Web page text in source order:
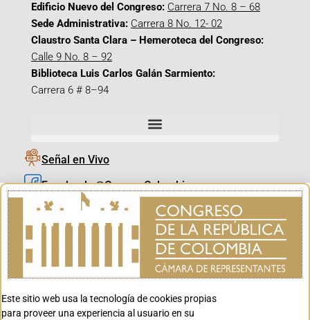
Edificio Nuevo del Congreso: Carrera 7 No. 8 – 68
Sede Administrativa: Carrera 8 No. 12- 02
Claustro Santa Clara – Hemeroteca del Congreso:
Calle 9 No. 8 – 92
Biblioteca Luis Carlos Galán Sarmiento:
Carrera 6 # 8–94
Señal en Vivo
Facebook_@CamaraColombia
Instagram_@CamaraColombia
X_@CamaraColombia
Youtube_@CamaraColombia
Youtube_@CanalCongreso
Este sitio web usa la tecnología de cookies propias
para proveer una experiencia al usuario en su